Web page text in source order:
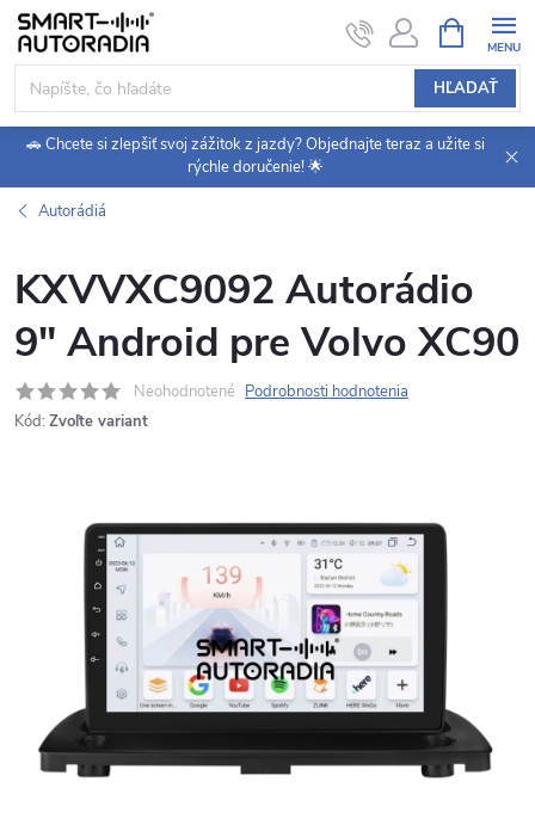
Prejsť
obsah
HĽADAŤ
KOŠÍK
🚗 Chcete si zlepšiť svoj zážitok z jazdy? Objednajte teraz a užite si
rýchle doručenie! 🌟
Autorádiá
KXVVXC9092 Autorádio
9" Android pre Volvo XC90
Neohodnotené Podrobnosti hodnotenia
Kód: Zvoľte variant